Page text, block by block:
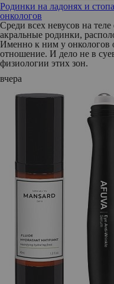
Родинки на ладонях и
онкологов
Среди всех невусов на
акральные родинки,
Именно к ним у онкологов
отношение. И дело не в
физиологии этих зон.
вчера